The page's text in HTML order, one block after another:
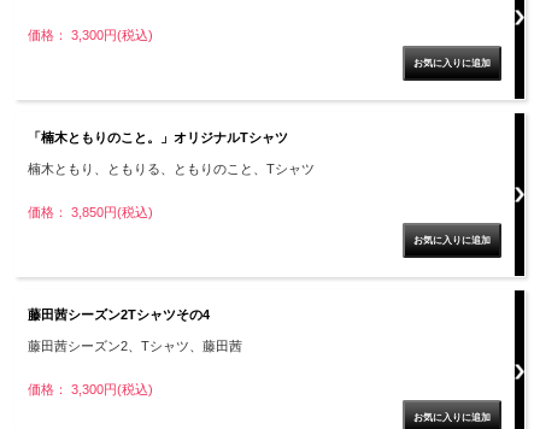
価格： 3,300円(税込)
「楠木ともりのこと。」オリジナルTシャツ
楠木ともり、ともりる、ともりのこと、Tシャツ
価格： 3,850円(税込)
藤田茜シーズン2Tシャツその4
藤田茜シーズン2、Tシャツ、藤田茜
価格： 3,300円(税込)